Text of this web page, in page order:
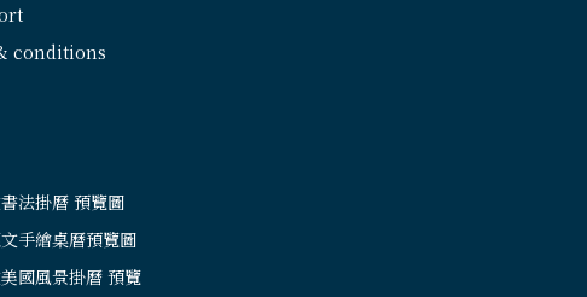
conditions
法掛曆 預覽圖
手繪桌曆預覽圖
國風景掛曆 預覽